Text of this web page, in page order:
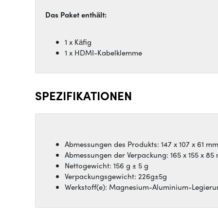
Das Paket enthält:
1 x Käfig
1 x HDMI-Kabelklemme
SPEZIFIKATIONEN
Abmessungen des Produkts: 147 x 107 x 61 mm
Abmessungen der Verpackung: 165 x 155 x 85
Nettogewicht: 156 g ± 5 g
Verpackungsgewicht: 226g±5g
Werkstoff(e): Magnesium-Aluminium-